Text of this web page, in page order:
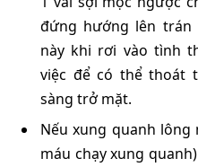
đứng hướng lên trán
này khi rơi vào tình
việc để có thể thoát
sàng trở mặt.
Nếu xung quanh lông
máu chạy xung